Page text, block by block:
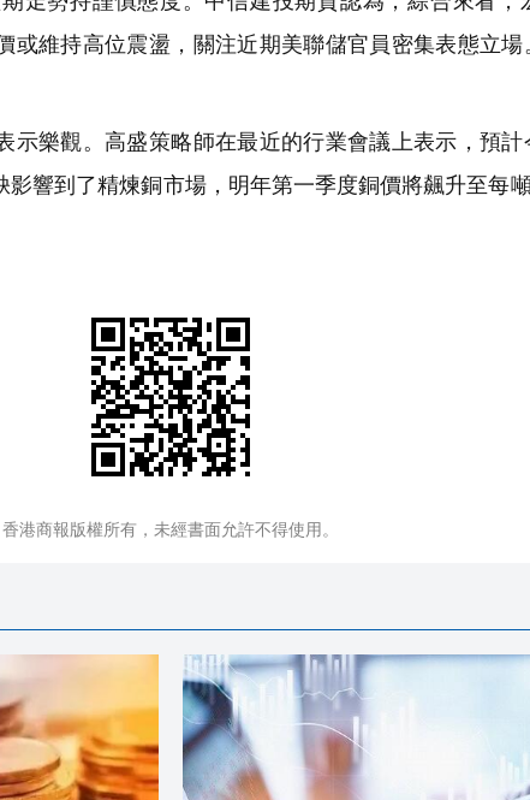
或維持高位震盪，關注近期美聯儲官員密集表態立
樂觀。高盛策略師在最近的行業會議上表示，預計
響到了精煉銅市場，明年第一季度銅價將飆升至每噸
香港商報版權所有，未經書面允許不得使用。